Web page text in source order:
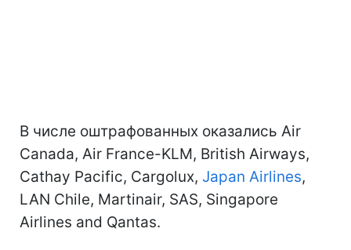
В числе оштрафованных оказались Air
Canada, Air France-KLM, British Airways,
Cathay Pacific, Cargolux, Japan Airlines,
LAN Chile, Martinair, SAS, Singapore
Airlines and Qantas.